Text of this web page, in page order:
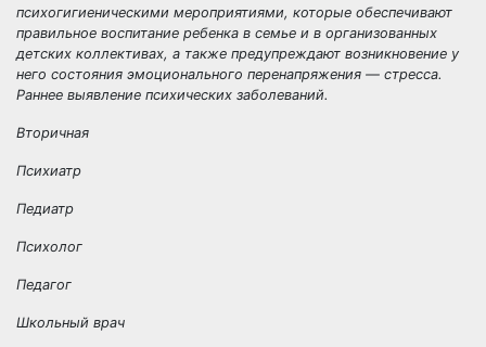
психогигиеническими мероприятиями, которые обеспечивают
правильное воспитание ребенка в семье и в организованных
детских коллективах, а также предупреждают возникновение у
него состояния эмоционального перенапряжения — стресса.
Раннее выявление психических заболеваний.
Вторичная
Психиатр
Педиатр
Психолог
Педагог
Школьный врач